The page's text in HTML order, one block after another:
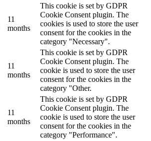
11
months
This cookie is set by GDPR
Cookie Consent plugin. The
cookies is used to store the user
consent for the cookies in the
category "Necessary".
11
months
This cookie is set by GDPR
Cookie Consent plugin. The
cookie is used to store the user
consent for the cookies in the
category "Other.
11
months
This cookie is set by GDPR
Cookie Consent plugin. The
cookie is used to store the user
consent for the cookies in the
category "Performance".